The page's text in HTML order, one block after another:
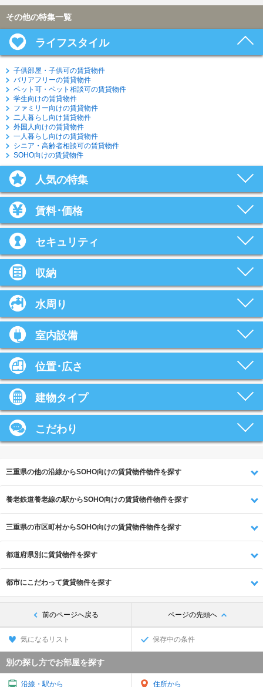
その他の特集一覧
ライフスタイル
子供部屋・子供可の賃貸物件
バリアフリーの賃貸物件
ペット可・ペット相談可の賃貸物件
学生向けの賃貸物件
ファミリー向けの賃貸物件
二人暮らし向け賃貸物件
外国人向けの賃貸物件
一人暮らし向けの賃貸物件
シニア・高齢者相談可の賃貸物件
SOHO向けの賃貸物件
人気の特集
賃料･価格
セキュリティ
収納
水周り
室内設備
位置･広さ
建物タイプ
こだわり
三重県の他の沿線からSOHO向けの賃貸物件物件を探す
養老鉄道養老線の駅からSOHO向けの賃貸物件物件を探す
三重県の市区町村からSOHO向けの賃貸物件物件を探す
都道府県別に賃貸物件を探す
都市にこだわって賃貸物件を探す
前のページへ戻る ページの先頭へ
気になるリスト 保存中の条件
別の探し方でお部屋を探す
沿線・駅から 住所から